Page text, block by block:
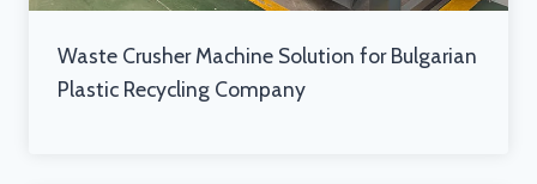
Waste Crusher Machine Solution for Bulgarian
Plastic Recycling Company